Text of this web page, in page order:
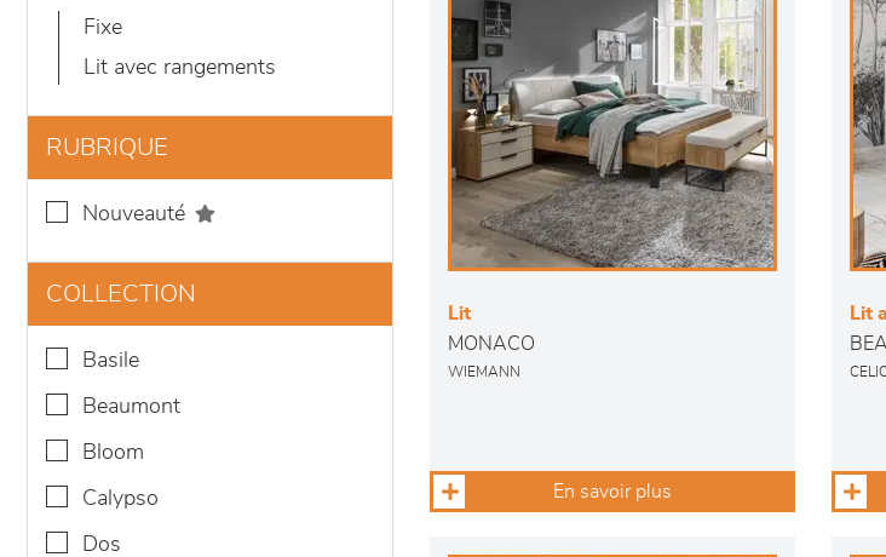
fixe
lit avec rangements
RUBRIQUE
nouveauté
COLLECTION
basile
beaumont
bloom
calypso
dos
Lit
MONACO
WIEMANN
En savoir plus
Lit